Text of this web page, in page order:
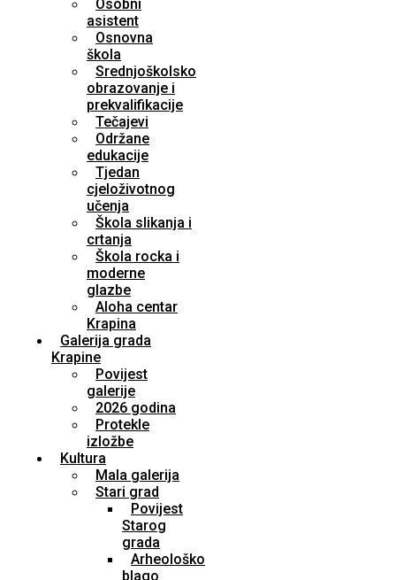
Osobni
asistent
Osnovna
škola
Srednjoškolsko
obrazovanje i
prekvalifikacije
Tečajevi
Održane
edukacije
Tjedan
cjeloživotnog
učenja
Škola slikanja i
crtanja
Škola rocka i
moderne
glazbe
Aloha centar
Krapina
Galerija grada
Krapine
Povijest
galerije
2026 godina
Protekle
izložbe
Kultura
Mala galerija
Stari grad
Povijest
Starog
grada
Arheološko
blago